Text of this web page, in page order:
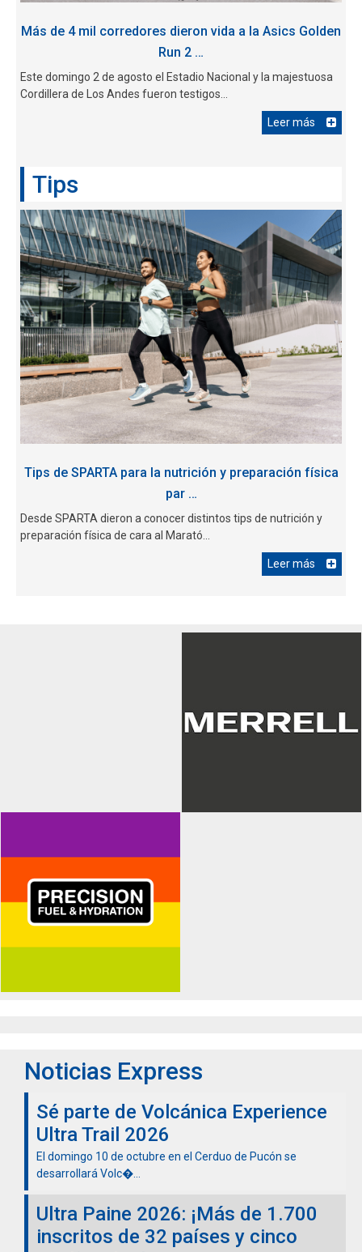
Más de 4 mil corredores dieron vida a la Asics Golden
Run 2 …
Este domingo 2 de agosto el Estadio Nacional y la majestuosa
Cordillera de Los Andes fueron testigos...
Leer más
Tips
Tips de SPARTA para la nutrición y preparación física
par …
Desde SPARTA dieron a conocer distintos tips de nutrición y
preparación física de cara al Marató...
Leer más
Noticias Express
Sé parte de Volcánica Experience
Ultra Trail 2026
El domingo 10 de octubre en el Cerduo de Pucón se
desarrollará Volc�...
Ultra Paine 2026: ¡Más de 1.700
inscritos de 32 países y cinco